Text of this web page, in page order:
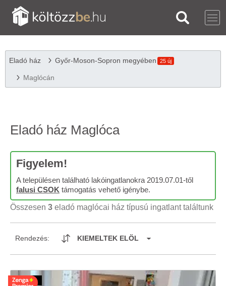
Eladó ház Győr-Moson-Sopron megyében 25 új
Maglócán
Eladó ház Maglóca
Figyelem!
A településen található lakóingatlanokra 2019.07.01-től
falusi CSOK támogatás vehető igénybe.
Összesen 3 eladó maglócai ház típusú ingatlant találtunk
Rendezés: KIEMELTEK ELÖL